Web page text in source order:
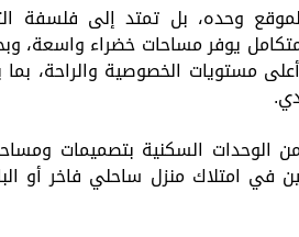
وحده، بل تمتد إلى فلسفة
يوفر مساحات خضراء واسعة،
مستويات الخصوصية والراحة،
السكنية بتصميمات
في امتلاك منزل ساحلي فاخر أو